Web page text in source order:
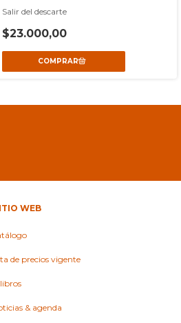
Salir del descarte
$23.000,00
WEB
de precios vigente
& agenda